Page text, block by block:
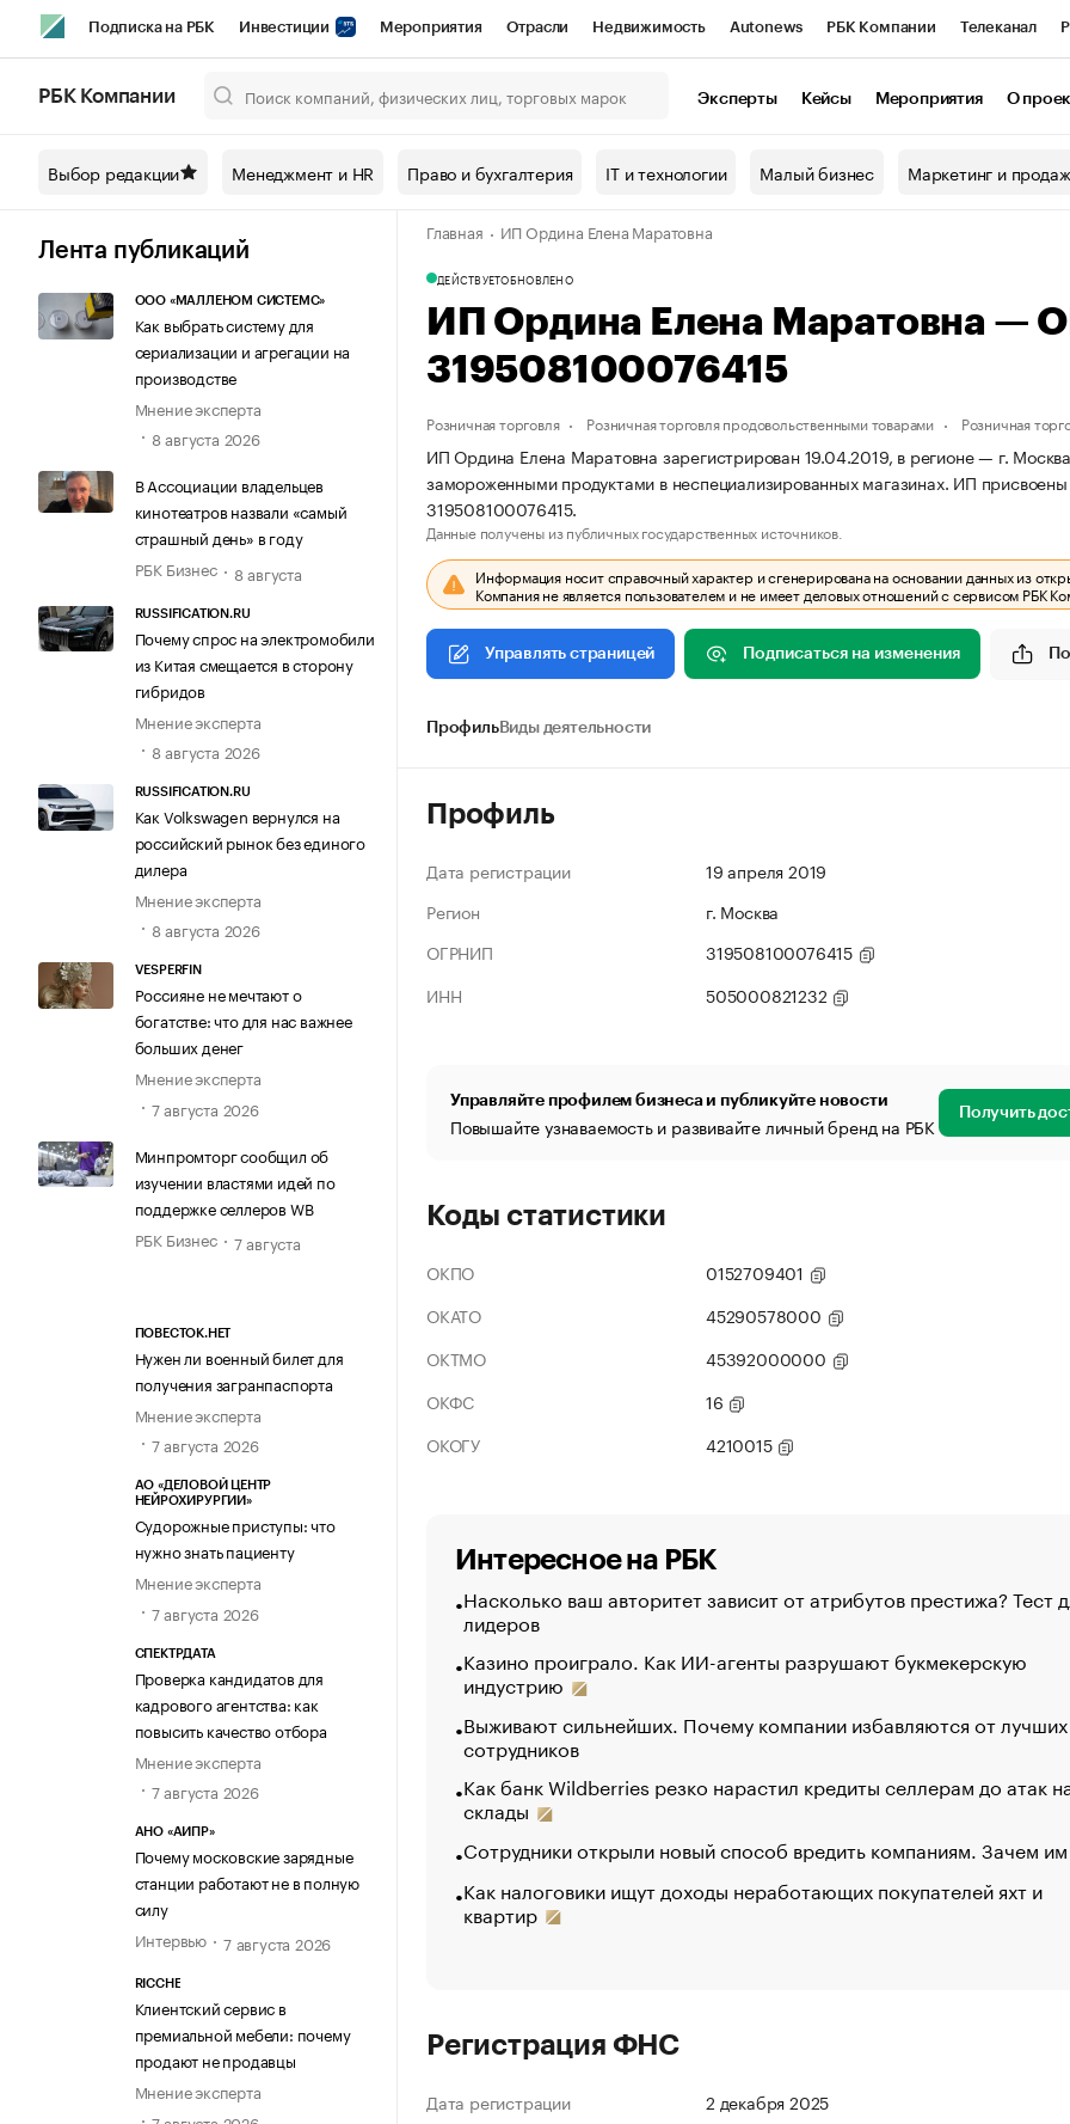
Подписка на РБК Инвестиции Мероприятия Отрасли Недвижимость Autonews РБК Компании Телеканал
Спецпроекты СПб Конференции СПб Спецпроекты Проверка контрагентов
Технологии и медиа Рынок наличной валюты
РБК Компании Эксперты Кейсы Мероприятия О
Выбор редакции Менеджмент и HR Право и бухгалтерия IT и технологии Малый бизнес Маркетинг и
Лента публикаций
ООО «МАЛЛЕНОМ СИСТЕМС»
Как выбрать систему для
сериализации и агрегации на
производстве
Мнение эксперта
8 августа 2026
В Ассоциации владельцев
кинотеатров назвали «самый
страшный день» в году
РБК Бизнес
8 августа
RUSSIFICATION.RU
Почему спрос на электромобили
из Китая смещается в сторону
гибридов
Мнение эксперта
8 августа 2026
RUSSIFICATION.RU
Как Volkswagen вернулся на
российский рынок без единого
дилера
Мнение эксперта
8 августа 2026
VESPERFIN
Россияне не мечтают о
богатстве: что для нас важнее
больших денег
Мнение эксперта
7 августа 2026
Минпромторг сообщил об
изучении властями идей по
поддержке селлеров WB
РБК Бизнес
7 августа
ПОВЕСТОК.НЕТ
Нужен ли военный билет для
получения загранпаспорта
Мнение эксперта
7 августа 2026
АО «ДЕЛОВОЙ ЦЕНТР
НЕЙРОХИРУРГИИ»
Судорожные приступы: что
нужно знать пациенту
Мнение эксперта
7 августа 2026
СПЕКТРДАТА
Проверка кандидатов для
кадрового агентства: как
повысить качество отбора
Мнение эксперта
7 августа 2026
АНО «АИПР»
Почему московские зарядные
станции работают не в полную
силу
Интервью
7 августа 2026
RICCHE
Клиентский сервис в
премиальной мебели: почему
продают не продавцы
Мнение эксперта
Главная ИП Ордина Елена Маратовна
ДЕЙСТВУЕТОБНОВЛЕНО
ИП Ордина Елена Маратовна —
319508100076415
Розничная торговля Розничная торговля продовольственными товарами Розничная
ИП Ордина Елена Маратовна зарегистрирован 19.04.2019, в регионе — г.
замороженными продуктами в неспециализированных магазинах. ИП
319508100076415.
Данные получены из публичных государственных источников.
Информация носит справочный характер и сгенерирована на основании данных из
Компания не является пользователем и не имеет деловых отношений с сервисом РБК
Управлять страницей Подписаться на изменения
ПрофильВиды деятельности
Профиль
Дата регистрации
19 апреля 2019
Регион
г. Москва
ОГРНИП
319508100076415
ИНН
505000821232
Управляйте профилем бизнеса и публикуйте новости
Повышайте узнаваемость и развивайте личный бренд на РБК Получить
Коды статистики
ОКПО
0152709401
ОКАТО
45290578000
ОКТМО
45392000000
ОКФС
16
ОКОГУ
4210015
Интересное на РБК
Насколько ваш авторитет зависит от атрибутов престижа? Тест
лидеров
Казино проиграло. Как ИИ-агенты разрушают букмекерскую
индустрию
Выживают сильнейших. Почему компании избавляются от лучших
сотрудников
Как банк Wildberries резко нарастил кредиты селлерам до атак
склады
Сотрудники открыли новый способ вредить компаниям. Зачем
Как налоговики ищут доходы неработающих покупателей яхт и
квартир
Регистрация ФНС
Дата регистрации
2 декабря 2025